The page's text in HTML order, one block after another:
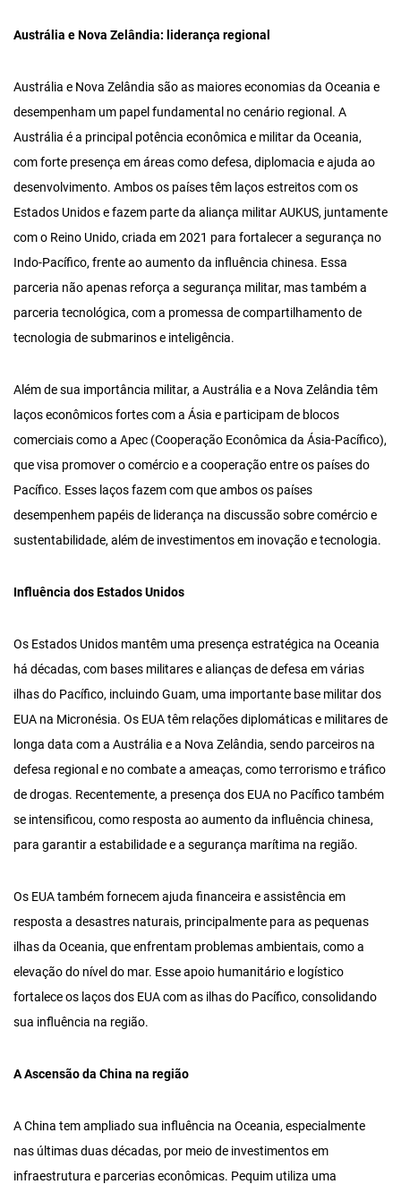
Austrália e Nova Zelândia: liderança regional
Austrália e Nova Zelândia são as maiores economias da Oceania e
desempenham um papel fundamental no cenário regional. A
Austrália é a principal potência econômica e militar da Oceania,
com forte presença em áreas como defesa, diplomacia e ajuda ao
desenvolvimento. Ambos os países têm laços estreitos com os
Estados Unidos e fazem parte da aliança militar AUKUS, juntamente
com o Reino Unido, criada em 2021 para fortalecer a segurança no
Indo-Pacífico, frente ao aumento da influência chinesa. Essa
parceria não apenas reforça a segurança militar, mas também a
parceria tecnológica, com a promessa de compartilhamento de
tecnologia de submarinos e inteligência.
Além de sua importância militar, a Austrália e a Nova Zelândia têm
laços econômicos fortes com a Ásia e participam de blocos
comerciais como a Apec (Cooperação Econômica da Ásia-Pacífico),
que visa promover o comércio e a cooperação entre os países do
Pacífico. Esses laços fazem com que ambos os países
desempenhem papéis de liderança na discussão sobre comércio e
sustentabilidade, além de investimentos em inovação e tecnologia.
Influência dos Estados Unidos
Os Estados Unidos mantêm uma presença estratégica na Oceania
há décadas, com bases militares e alianças de defesa em várias
ilhas do Pacífico, incluindo Guam, uma importante base militar dos
EUA na Micronésia. Os EUA têm relações diplomáticas e militares de
longa data com a Austrália e a Nova Zelândia, sendo parceiros na
defesa regional e no combate a ameaças, como terrorismo e tráfico
de drogas. Recentemente, a presença dos EUA no Pacífico também
se intensificou, como resposta ao aumento da influência chinesa,
para garantir a estabilidade e a segurança marítima na região.
Os EUA também fornecem ajuda financeira e assistência em
resposta a desastres naturais, principalmente para as pequenas
ilhas da Oceania, que enfrentam problemas ambientais, como a
elevação do nível do mar. Esse apoio humanitário e logístico
fortalece os laços dos EUA com as ilhas do Pacífico, consolidando
sua influência na região.
A Ascensão da China na região
A China tem ampliado sua influência na Oceania, especialmente
nas últimas duas décadas, por meio de investimentos em
infraestrutura e parcerias econômicas. Pequim utiliza uma